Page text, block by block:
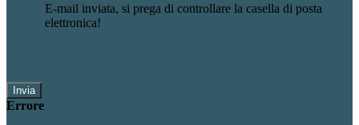
E-mail inviata, si prega di controllare la casella di posta
elettronica!
Errore